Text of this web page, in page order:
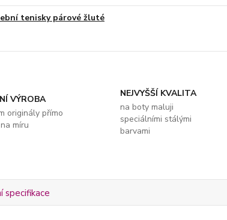
tenisky párové žluté
VÝROBA
originály přímo
míru
NEJVYŠŠÍ KVALITA
na boty maluji
speciálními stálými
barvami
specifikace